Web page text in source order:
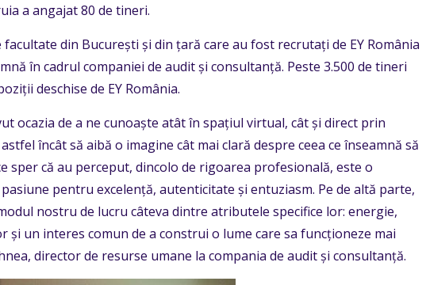
a angajat 80 de tineri.
din București și din țară care au fost recrutați de EY România
în cadrul companiei de audit și consultanță. Peste 3.500 de tineri
deschise de EY România.
ocazia de a ne cunoaște atât în spațiul virtual, cât și direct prin
încât să aibă o imagine cât mai clară despre ceea ce înseamnă să
sper că au perceput, dincolo de rigoarea profesională, este o
pentru excelență, autenticitate și entuziasm. Pe de altă parte,
nostru de lucru câteva dintre atributele specifice lor: energie,
și un interes comun de a construi o lume care sa funcționeze mai
director de resurse umane la compania de audit și consultanță.